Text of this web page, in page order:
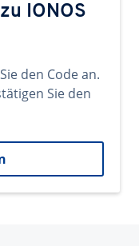
IONOS
den Code an.
Sie den